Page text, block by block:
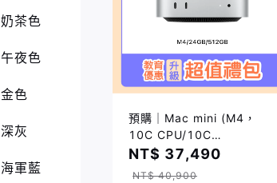
奶茶色
午夜色
金色
深灰
海軍藍
預購｜Mac mini (M4，
10C CPU/10C
GPU/24GB/512GB)
NT$ 37,490
NT$ 40,900